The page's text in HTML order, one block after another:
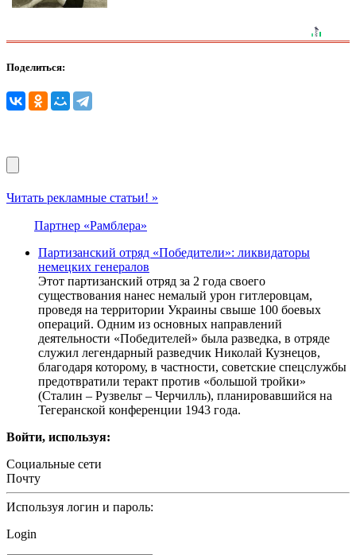
Поделиться:
Читать рекламные статьи! »
Партнер «Рамблера»
Партизанский отряд «Победители»: ликвидаторы
немецких генералов
Этот партизанский отряд за 2 года своего
существования нанес немалый урон гитлеровцам,
проведя на территории Украины свыше 100 боевых
операций. Одним из основных направлений
деятельности «Победителей» была разведка, в отряде
служил легендарный разведчик Николай Кузнецов,
благодаря которому, в частности, советские спецслужбы
предотвратили теракт против «большой тройки»
(Сталин – Рузвельт – Черчилль), планировавшийся на
Тегеранской конференции 1943 года.
Войти, используя:
Социальные сети
Почту
Используя логин и пароль:
Login